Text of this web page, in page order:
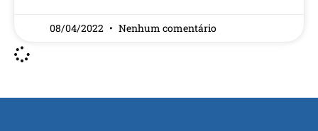
08/04/2022 Nenhum comentário